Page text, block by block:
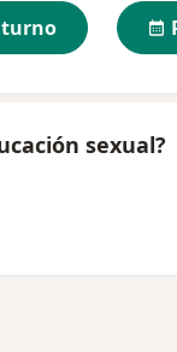
turno
sexual?